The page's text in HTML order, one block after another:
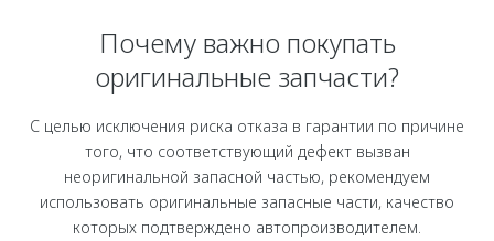
Трейд-ин
Калькулятор трейд-ин
Одежда и сувениры
Оригинальные аксессуары
Запчасти
Почему важно покупать
оригинальные запчасти?
С целью исключения риска отказа в гарантии по причине
того, что соответствующий дефект вызван
неоригинальной запасной частью, рекомендуем
использовать оригинальные запасные части, качество
которых подтверждено автопроизводителем.